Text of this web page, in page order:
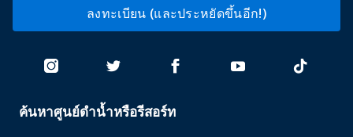
ลงทะเบียน (และประหยัดขึ้นอีก!)
PADI
ค้นหาศูนย์ดำน้ำหรือรีสอร์ท